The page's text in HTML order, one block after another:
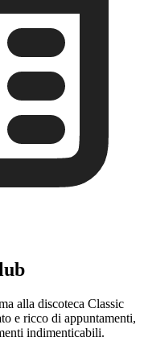
alla discoteca Classic
e ricco di appuntamenti,
indimenticabili.